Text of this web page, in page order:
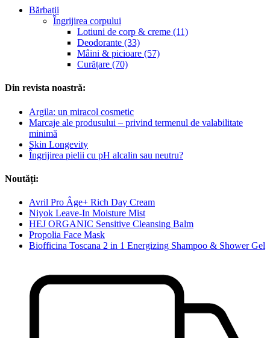
Bărbații
Îngrijirea corpului
Lotiuni de corp & creme (11)
Deodorante (33)
Mâini & picioare (57)
Curățare (70)
Din revista noastră:
Argila: un miracol cosmetic
Marcaje ale produsului – privind termenul de valabilitate
minimă
Skin Longevity
Îngrijirea pielii cu pH alcalin sau neutru?
Noutăți:
Avril Pro Âge+ Rich Day Cream
Niyok Leave-In Moisture Mist
HEJ ORGANIC Sensitive Cleansing Balm
Propolia Face Mask
Biofficina Toscana 2 in 1 Energizing Shampoo & Shower Gel